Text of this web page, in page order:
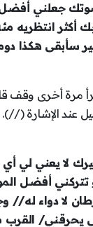
جعلني أفضل
أكثر انتظريه
سأبقى هكذا
مرة أخرى وقف
عند الإشارة (//).
لا يعني لي
تتركني أفضل
لا دواء له//
يحرقني/ القرب